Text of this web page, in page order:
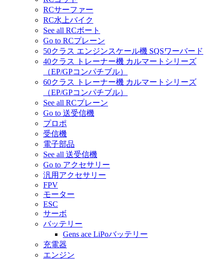
RCサーファー
RC水上バイク
See all RCボート
Go to RCプレーン
50クラス エンジンスケール機 SQSワーバード
40クラス トレーナー機 カルマートシリーズ
（EP/GPコンパチブル）
60クラス トレーナー機 カルマートシリーズ
（EP/GPコンパチブル）
See all RCプレーン
Go to 送受信機
プロポ
受信機
電子部品
See all 送受信機
Go to アクセサリー
汎用アクセサリー
FPV
モーター
ESC
サーボ
バッテリー
Gens ace LiPoバッテリー
充電器
エンジン